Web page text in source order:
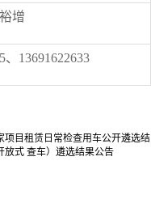
增
、13691622633
目租赁日常检查用车公开遴选结
放式 查车）遴选结果公告